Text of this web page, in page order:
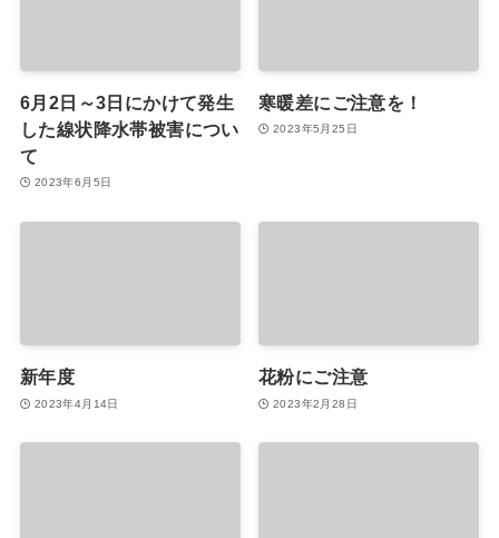
6月2日～3日にかけて発生
した線状降水帯被害につい
て
2023年6月5日
寒暖差にご注意を！
2023年5月25日
新年度
2023年4月14日
花粉にご注意
2023年2月28日